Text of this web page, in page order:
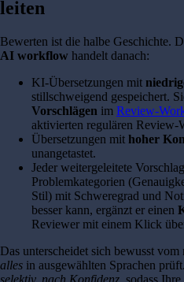
leiten
Bewerten ist die halbe Geschichte.
AI workflow handelt danach:
KI-Übersetzungen mit
stillschweigend gespeichert.
Vorschlägen im Review-
aktivierten regulären Review-
Übersetzungen mit hoher
unangetastet.
Jeder weitergeleitete
Problemkategorien
Stil) mit Schweregrad und
besser kann, ergänzt er einen
Reviewer mit einem Klick
Das unterscheidet sich bewusst
alles in ausgewählten Sprachen
selektiv, nach Konfidenz , sodass